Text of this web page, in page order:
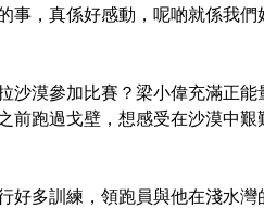
事，真係好感動，呢啲就係我們
沙漠參加比賽？梁小偉充滿正
前跑過戈壁，想感受在沙漠中
好多訓練，領跑員與他在淺水